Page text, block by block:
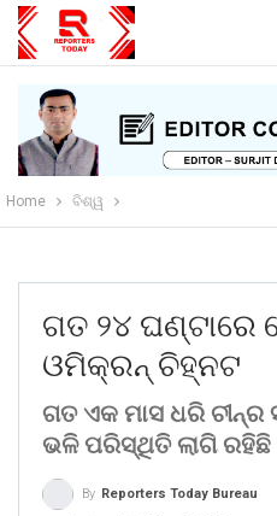
Home ବିଶ୍ୱ
ଗତ ୨୪ ଘଣ୍ଟାରେ
ଓମିକ୍ରନ୍ ଚିହ୍ନଟ
ଗତ ଏକ ମାସ ଧରି ଚୀନ୍‌ର
ଭଳି ପରିସ୍ଥିତି ଲାଗି ରହିଛି
By Reporters Today Bureau